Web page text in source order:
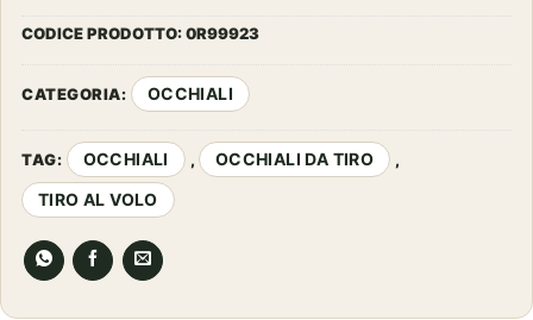
CODICE PRODOTTO:0R99923
CATEGORIA: OCCHIALI
TAG: OCCHIALI , OCCHIALI DA TIRO ,
TIRO AL VOLO